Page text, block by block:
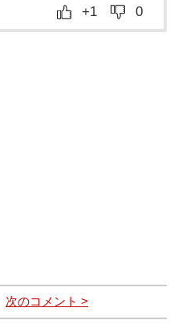
+1 0
次のコメント >